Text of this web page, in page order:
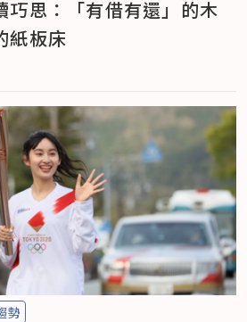
巧思：「有借有還」的木
紙板床
勢